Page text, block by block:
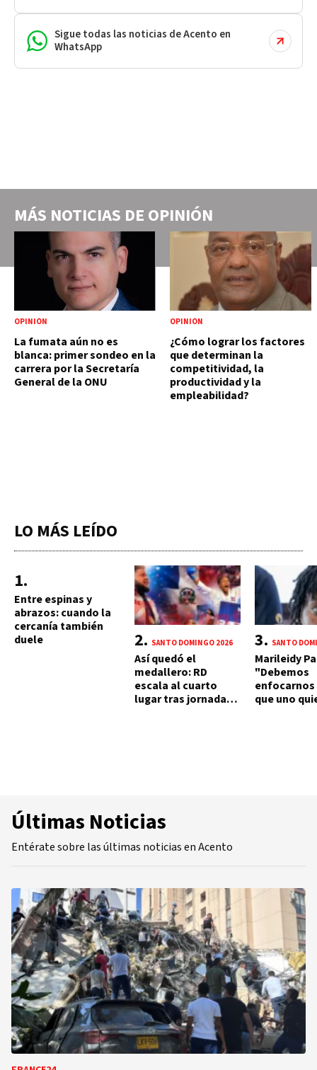
Sigue todas las noticias de Acento en
WhatsApp
MÁS NOTICIAS DE OPINIÓN
OPINIÓN
La fumata aún no es
blanca: primer sondeo en la
carrera por la Secretaría
General de la ONU
OPINIÓN
¿Cómo lograr los factores
que determinan la
competitividad, la
productividad y la
empleabilidad?
LO MÁS LEÍDO
Entre espinas y
abrazos: cuando la
cercanía también
duele
SANTO DOMINGO 2026
Así quedó el
medallero: RD
escala al cuarto
lugar tras jornada
SANTO
Marileidy
"Debemos
enfocarnos
que uno